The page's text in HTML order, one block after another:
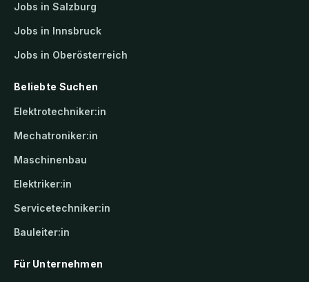
Jobs in Salzburg
Jobs in Innsbruck
Jobs in Oberösterreich
Beliebte Suchen
Elektrotechniker:in
Mechatroniker:in
Maschinenbau
Elektriker:in
Servicetechniker:in
Bauleiter:in
Für Unternehmen